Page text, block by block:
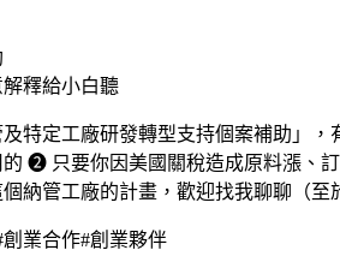
釋給小白聽
特定工廠研發轉型支持個案補助」
➋ 只要你因美國關稅造成原料漲、
納管工廠的計畫，歡迎找我聊聊（
創業合作#創業夥伴